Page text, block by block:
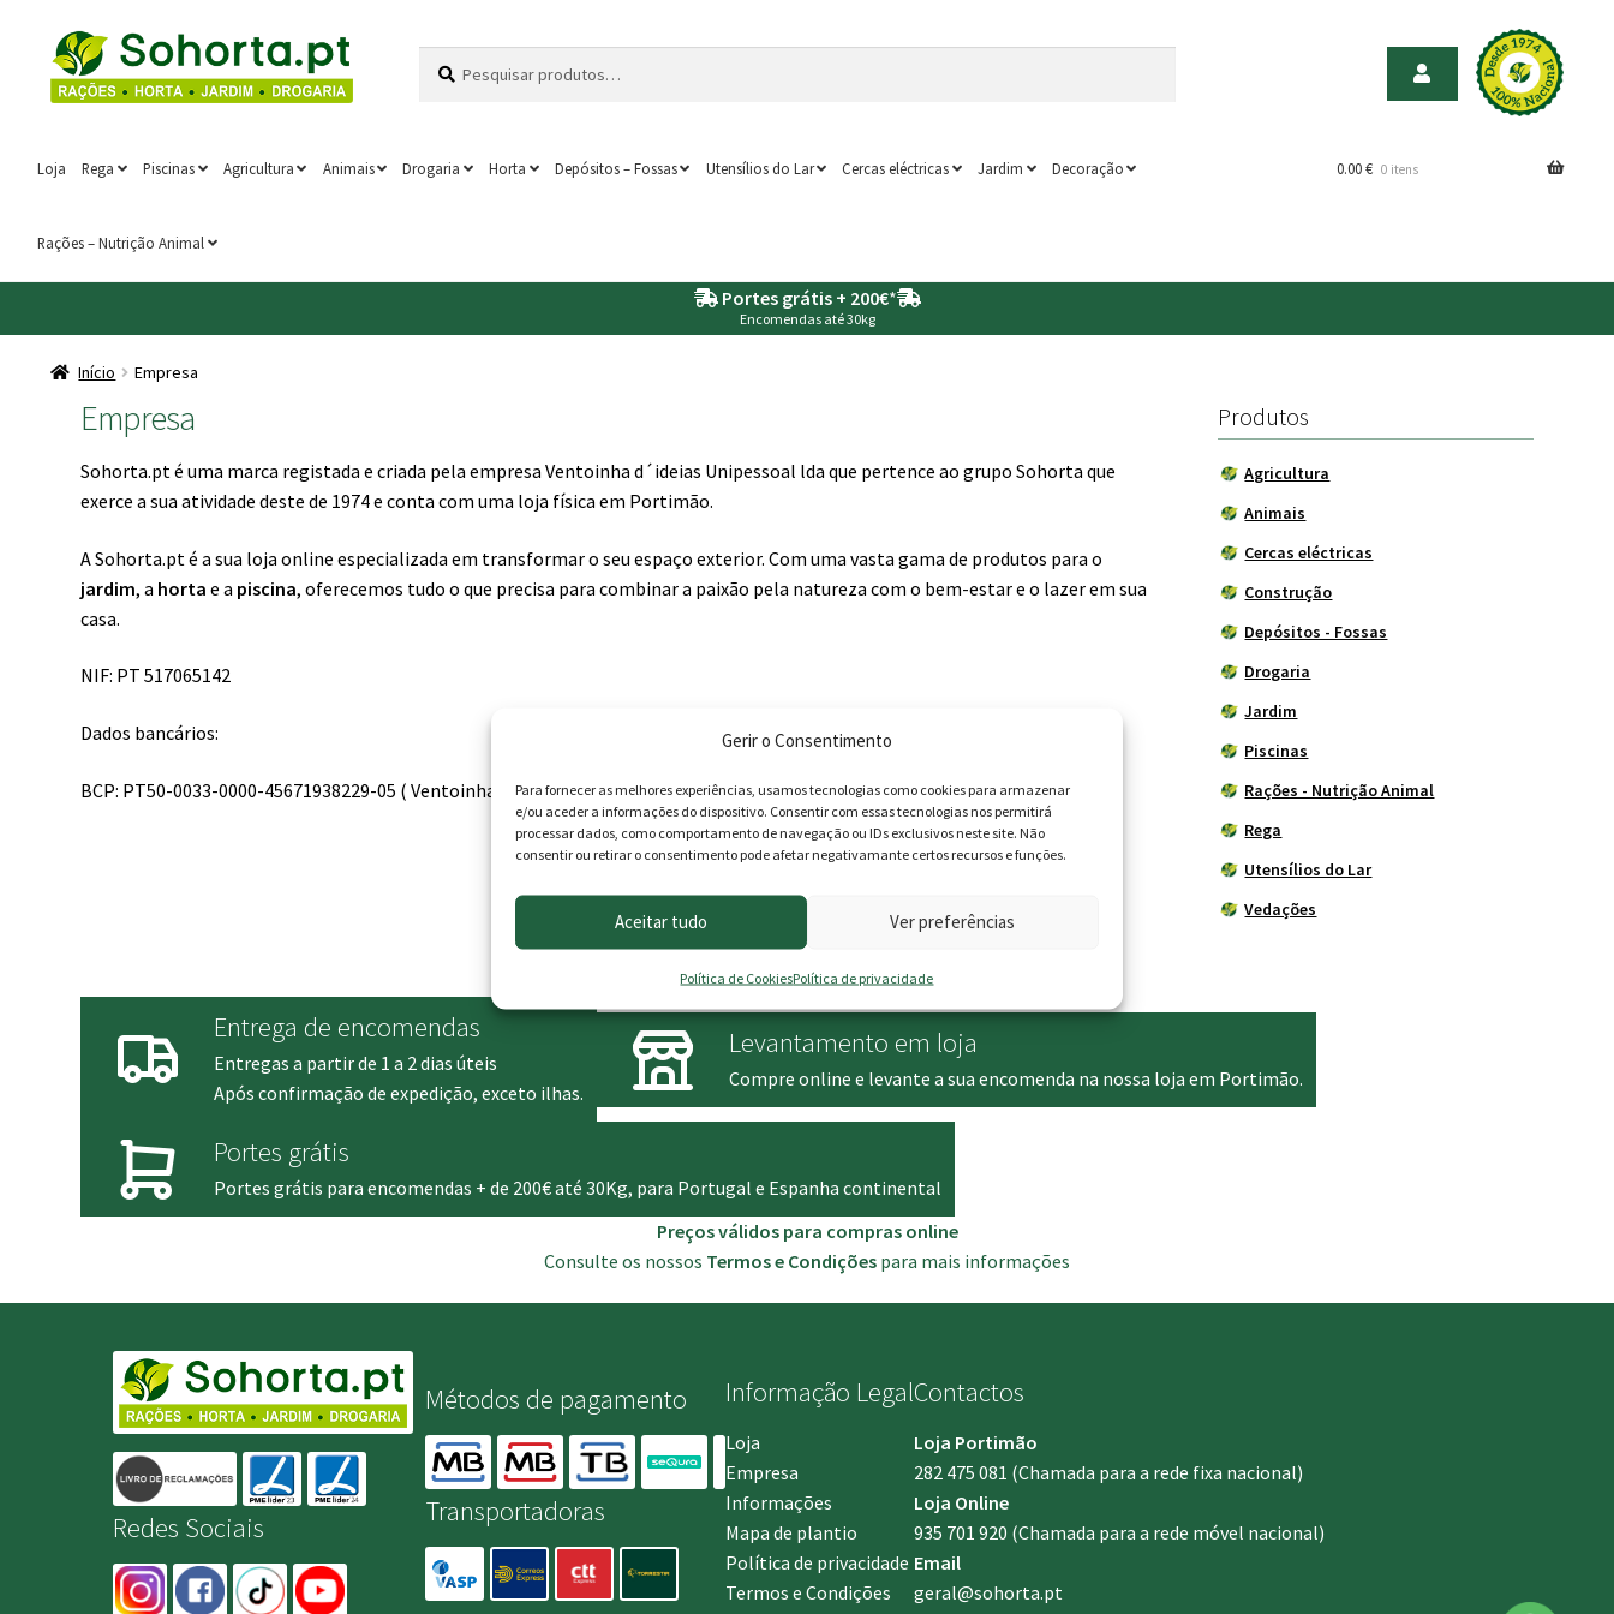
Gerir o Consentimento
Para fornecer as melhores experiências, usamos tecnologias como cookies para armazenar
e/ou aceder a informações do dispositivo. Consentir com essas tecnologias nos permitirá
processar dados, como comportamento de navegação ou IDs exclusivos neste site. Não
consentir ou retirar o consentimento pode afetar negativamante certos recursos e funções.
Aceitar tudo Ver preferências
Política de CookiesPolítica de privacidade
Ir
para
a
Saltar
para
o
por:
Loja Rega Piscinas Agricultura Animais Drogaria Horta Depósitos – Fossas Utensílios do Lar Cercas eléctricas Jardim Decoração
Rações – Nutrição Animal
0.00€ 0 itens
Portes grátis + 200€*
Encomendas até 30kg
Início Empresa
Empresa
Sohorta.pt é uma marca registada e criada pela empresa Ventoinha d´ideias Unipessoal lda que pertence ao grupo Sohorta que
exerce a sua atividade deste de 1974 e conta com uma loja física em Portimão.
A Sohorta.pt é a sua loja online especializada em transformar o seu espaço exterior. Com uma vasta gama de produtos para o
jardim, a horta e a piscina, oferecemos tudo o que precisa para combinar a paixão pela natureza com o bem-estar e o lazer em sua
casa.
NIF: PT 517065142
Dados bancários:
BCP: PT50-0033-0000-45671938229-05 ( Ventoinha d`ideias unipessoal Lda )
Produtos
Agricultura
Animais
Cercas eléctricas
Construção
Depósitos - Fossas
Drogaria
Jardim
Piscinas
Rações - Nutrição Animal
Rega
Utensílios do Lar
Vedações
Entrega de encomendas
Entregas a partir de 1 a 2 dias úteis
Após confirmação de expedição, exceto ilhas.
Levantamento em loja
Compre online e levante a sua encomenda na nossa loja em Portimão.
Portes grátis
Portes grátis para encomendas + de 200€ até 30Kg, para Portugal e Espanha continental
Preços válidos para compras online
Consulte os nossos Termos e Condições para mais informações
Redes Sociais
Métodos de pagamento
Transportadoras
Informação Legal
Loja
Empresa
Informações
Mapa de plantio
Política de privacidade
Termos e Condições
Contactos
Loja Portimão
282 475 081 (Chamada para a rede fixa nacional)
Loja Online
935 701 920 (Chamada para a rede móvel nacional)
Email
geral@sohorta.pt